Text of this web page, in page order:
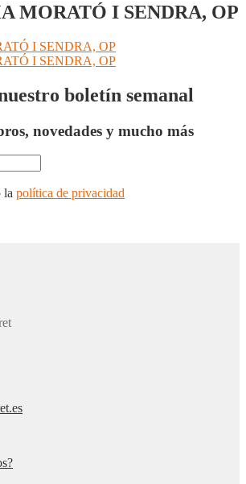
MORATÓ I SENDRA, OP
I SENDRA, OP
I SENDRA, OP
boletín semanal
novedades y mucho más
la política de privacidad